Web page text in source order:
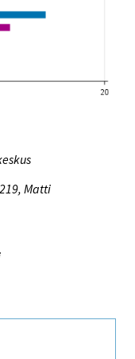
Matti